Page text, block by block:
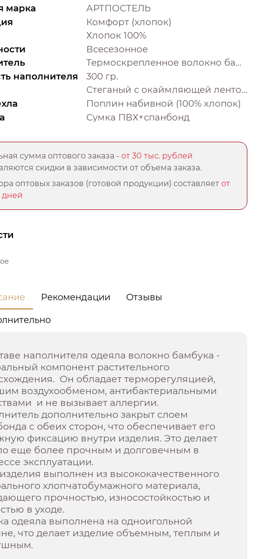
марка
АРТПОСТЕЛЬ
Комфорт (хлопок)
Хлопок 100%
Всесезонное
Термоскрепленное волокно бамбука
наполнителя
300 гр.
Стеганый с окаймляющей лентой
Поплин набивной (100% хлопок)
Сумка ПВХ+спанбонд
сумма оптового заказа -от 30 тыс. рублей
скидки в зависимости от объема заказа.
оптовых заказов (готовой продукции) составляетот
дней
Рекомендации Отзывы
наполнителя одеяла волокно бамбука -
компонент растительного
Он обладает терморегуляцией,
воздухообменом, антибактериальными
и не вызывает аллергии.
дополнительно закрыт слоем
с обеих сторон, что обеспечивает его
фиксацию внутри изделия. Это делает
еще более прочным и долговечным в
эксплуатации.
выполнен из высококачественного
хлопчатобумажного материала,
прочностью, износостойкостью и
в уходе.
одеяла выполнена на одноигольной
что делает изделие объемным, теплым и